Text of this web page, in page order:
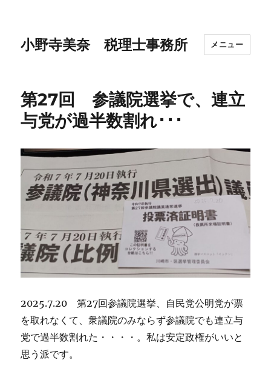
小野寺美奈 税理士事務所 メニュー
第27回 参議院選挙で、連立
与党が過半数割れ･･･
2025.7.20 第27回参議院選挙、自民党公明党が票
を取れなくて、衆議院のみならず参議院でも連立与
党で過半数割れた・・・・。私は安定政権がいいと
思う派です。